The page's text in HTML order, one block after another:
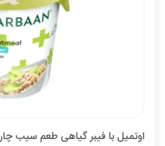
اوتمیل با فیبر گیاهی طعم سیب چاربان